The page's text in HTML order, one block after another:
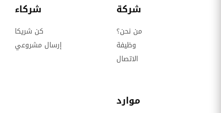
شركة
من نحن؟
وظيفة
الاتصال
شركاء
كن شريكا
إرسال مشروعي
موارد